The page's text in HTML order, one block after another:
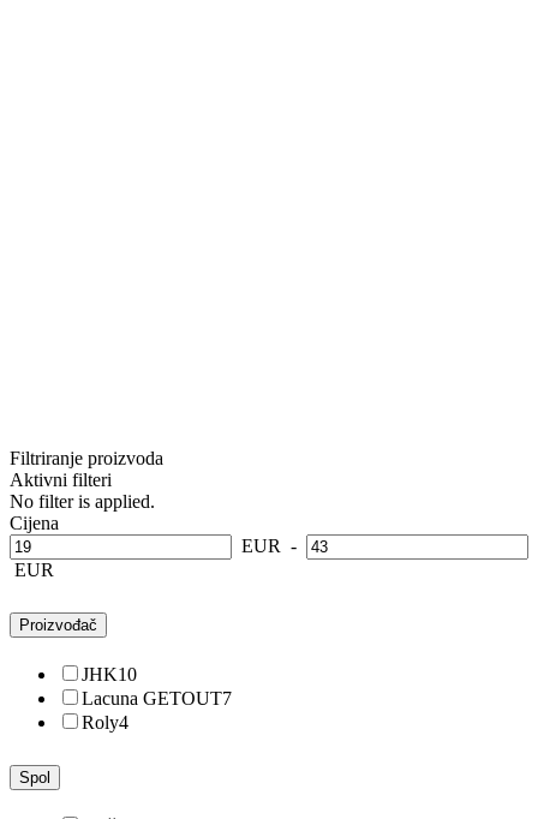
Filtriranje proizvoda
Aktivni filteri
No filter is applied.
Cijena
EUR -
EUR
Proizvođač
JHK10
Lacuna GETOUT7
Roly4
Spol